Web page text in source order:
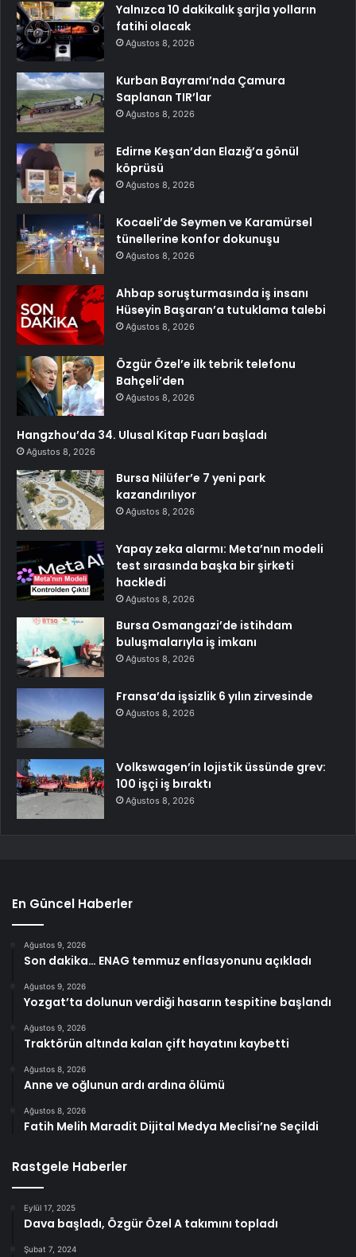
Yalnızca 10 dakikalık şarjla yolların
fatihi olacak
Ağustos 8, 2026
Kurban Bayramı’nda Çamura
Saplanan TIR’lar
Ağustos 8, 2026
Edirne Keşan’dan Elazığ’a gönül
köprüsü
Ağustos 8, 2026
Kocaeli’de Seymen ve Karamürsel
tünellerine konfor dokunuşu
Ağustos 8, 2026
Ahbap soruşturmasında iş insanı
Hüseyin Başaran’a tutuklama talebi
Ağustos 8, 2026
Özgür Özel’e ilk tebrik telefonu
Bahçeli’den
Ağustos 8, 2026
Hangzhou’da 34. Ulusal Kitap Fuarı başladı
Ağustos 8, 2026
Bursa Nilüfer’e 7 yeni park
kazandırılıyor
Ağustos 8, 2026
Yapay zeka alarmı: Meta’nın modeli
test sırasında başka bir şirketi
hackledi
Ağustos 8, 2026
Bursa Osmangazi’de istihdam
buluşmalarıyla iş imkanı
Ağustos 8, 2026
Fransa’da işsizlik 6 yılın zirvesinde
Ağustos 8, 2026
Volkswagen’in lojistik üssünde grev:
100 işçi iş bıraktı
Ağustos 8, 2026
En Güncel Haberler
Ağustos 9, 2026
Son dakika… ENAG temmuz enflasyonunu açıkladı
Ağustos 9, 2026
Yozgat’ta dolunun verdiği hasarın tespitine başlandı
Ağustos 9, 2026
Traktörün altında kalan çift hayatını kaybetti
Ağustos 8, 2026
Anne ve oğlunun ardı ardına ölümü
Ağustos 8, 2026
Fatih Melih Maradit Dijital Medya Meclisi’ne Seçildi
Rastgele Haberler
Eylül 17, 2025
Dava başladı, Özgür Özel A takımını topladı
Şubat 7, 2024